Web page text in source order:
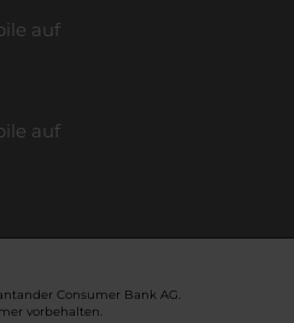
auf
auf
Consumer Bank AG.
vorbehalten.